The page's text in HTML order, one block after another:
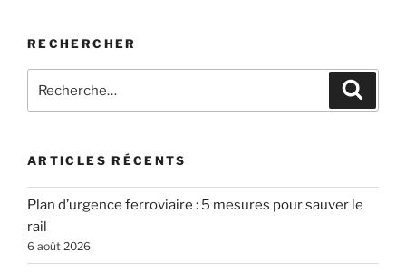
RECHERCHER
pour
ARTICLES RÉCENTS
Plan d’urgence ferroviaire : 5 mesures pour sauver le
rail
6 août 2026